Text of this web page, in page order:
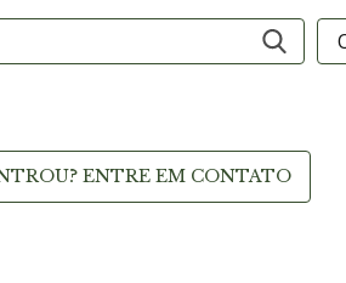
ENTRE EM CONTATO